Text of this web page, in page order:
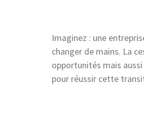
Imaginez : une
changer de mains. La
opportunités mais
pour réussir cette